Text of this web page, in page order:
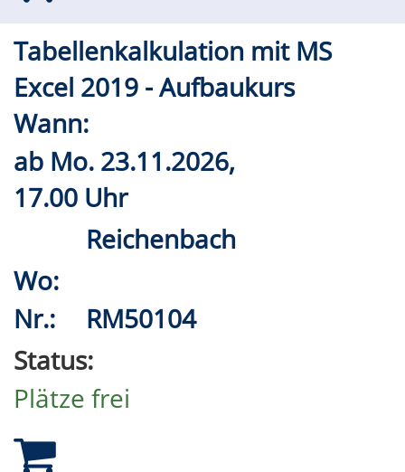
Tabellenkalkulation mit MS
Excel 2019 - Aufbaukurs
Wann:
ab Mo. 23.11.2026,
17.00 Uhr
Reichenbach
Wo:
Nr.:
RM50104
Status:
Plätze frei